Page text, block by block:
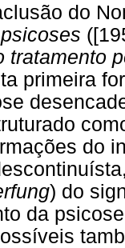
do
tratamento
primeira
do
) do
da